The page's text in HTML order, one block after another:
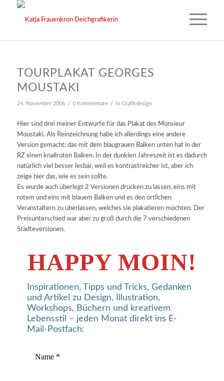
TOURPLAKAT GEORGES
MOUSTAKI
24. November 2006 / 0 Kommentare / in Grafikdesign
Hier sind drei meiner Entwürfe für das Plakat des Monsieur
Moustaki. Als Reinzeichnung habe ich allerdings eine andere
Version gemacht: das mit dem blaugrauen Balken unten hat in der
RZ einen knallroten Balken. In der dunklen Jahreszeit ist es dadurch
natürlich viel besser lesbar, weil es kontrastreicher ist, aber ich
zeige hier das, wie es sein sollte.
Es wurde auch überlegt 2 Versionen drucken zu lassen, eins mit
rotem und eins mit blauem Balken und es den örtlichen
Veranstaltern zu überlassen, welches sie plakatieren möchten. Der
Preisunterschied war aber zu groß durch die 7 verschiedenen
Städteversionen.
HAPPY MOIN!
Inspirationen, Tipps und Tricks, Gedanken
und Artikel zu Design, Illustration,
Workshops, Büchern und kreativem
Lebensstil – jeden Monat direkt ins E-
Mail-Postfach: